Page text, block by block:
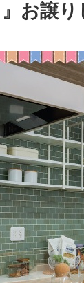
』お譲